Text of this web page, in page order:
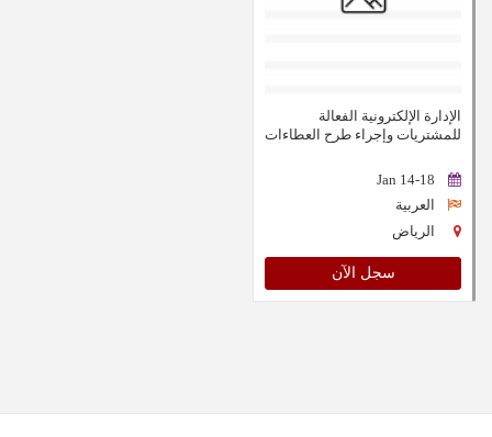
الإدارة الإلكترونية الفعالة
للمشتريات وإجراء طرح العطاءات
14-18 Jan
العربية
الرياض
سجل الآن